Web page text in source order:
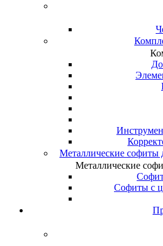
Металлические софиты
Металлические
Софиты с